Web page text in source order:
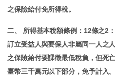
之保險給付免所得稅。
二、 所得基本稅額條例：12條之2
訂立受益人與要保人非屬同一人之
之保險給付要課徵最低稅負，但死
臺幣三千萬元以下部分，免予計入。